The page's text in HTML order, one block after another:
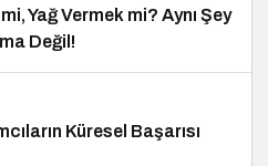
Yağ Vermek mi? Aynı Şey
Değil!
Küresel Başarısı